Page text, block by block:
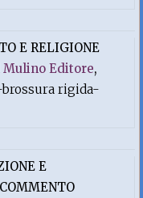
E RELIGIONE
Mulino Editore,
brossura rigida-
E